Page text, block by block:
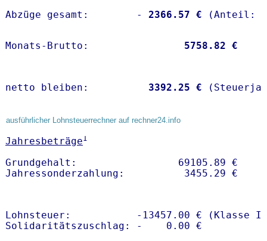
Abzüge gesamt:        -
2366.57 €
Monats-Brutto: 5758.82 €
netto bleiben: 3392.25 €
ausführlicher Lohnsteuerrechner auf rechner24.info
Jahresbeträge1
Grundgehalt:                 69105.89 €
Lohnsteuer:           -13457.00 € (Klasse I)
Solidaritätszuschlag: -    0.00 €